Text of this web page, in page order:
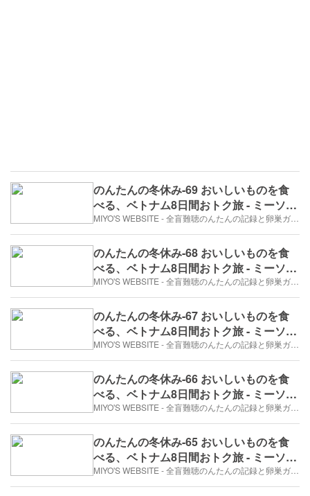
のんたんの冬休み-69 おいしいものを食
べる、ベトナム8日間おトク旅 - ミーソン
遺跡⑤遺跡群E（2017年12月29日/6日
め）
のんたんの冬休み-68 おいしいものを食
べる、ベトナム8日間おトク旅 - ミーソン
遺跡④B・C・D遺跡群（2017年12月29
日/6日め）
のんたんの冬休み-67 おいしいものを食
べる、ベトナム8日間おトク旅 - ミーソン
遺跡③B・C・D遺跡群（2017年12月29
日/6日め）
のんたんの冬休み-66 おいしいものを食
べる、ベトナム8日間おトク旅 - ミーソン
遺跡②破壊のあとで。（2017年12月29
日/6日め）
のんたんの冬休み-65 おいしいものを食
べる、ベトナム8日間おトク旅 - ミーソン
遺跡①カートに乗って。（2017年12月29
日/6日め）